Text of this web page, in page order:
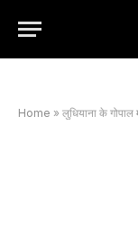
Home » लुधियाना के गोपाल